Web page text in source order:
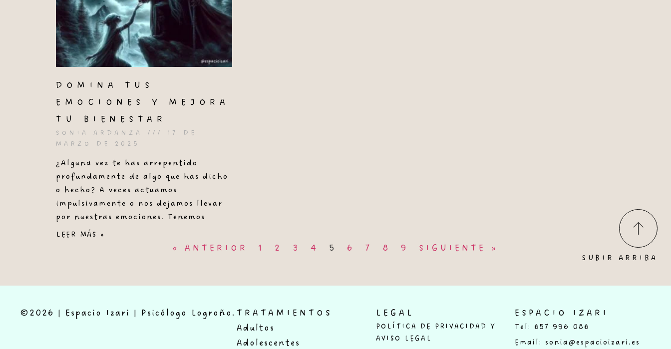
DOMINA TUS
EMOCIONES Y MEJORA
TU BIENESTAR
SONIA ARDANZA
17 DE
MARZO DE 2025
¿Alguna vez te has arrepentido
profundamente de algo que has dicho
o hecho? A veces actuamos
impulsivamente o nos dejamos llevar
por nuestras emociones. Tenemos
LEER MÁS »
« ANTERIOR 1 2 3 4 5 6 7 8 9 SIGUIENTE »
©2026 | Espacio Izari | Psicólogo Logroño. TRATAMIENTOS
Adultos
Adolescentes
LEGAL
POLÍTICA DE PRIVACIDAD Y
AVISO LEGAL
ESPACIO IZARI
Tel: 657 996 086
Email: sonia@espacioizari.es
SUBIR ARRIBA